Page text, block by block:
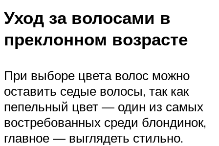
Уход за волосами в
преклонном возрасте
При выборе цвета волос можно
оставить седые волосы, так как
пепельный цвет — один из самых
востребованных среди блондинок,
главное — выглядеть стильно.